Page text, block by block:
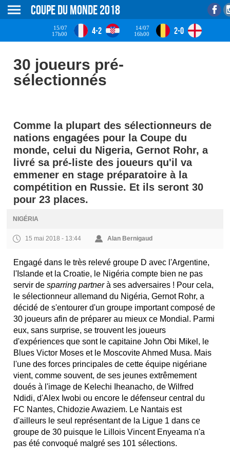
Coupe du monde 2018
15/07
17h00
4-2
14/07
16h00
2-0
30 joueurs pré-
sélectionnés
Comme la plupart des sélectionneurs de
nations engagées pour la Coupe du
monde, celui du Nigeria, Gernot Rohr, a
livré sa pré-liste des joueurs qu'il va
emmener en stage préparatoire à la
compétition en Russie. Et ils seront 30
pour 23 places.
NIGÉRIA
15 mai 2018 - 13:44 Alan Bernigaud
Engagé dans le très relevé groupe D avec l'Argentine,
l'Islande et la Croatie, le Nigéria compte bien ne pas
servir desparring partnerà ses adversaires ! Pour cela,
le sélectionneur allemand du Nigéria, Gernot Rohr, a
décidé de s'entourer d'un groupe important composé de
30 joueurs afin de préparer au mieux ce Mondial. Parmi
eux, sans surprise, se trouvent les joueurs
d'expériences que sont le capitaine John Obi Mikel, le
Blues Victor Moses et le Moscovite Ahmed Musa. Mais
l'une des forces principales de cette équipe nigériane
vient, comme souvent, de ses jeunes extrêmement
doués à l'image de Kelechi Iheanacho, de Wilfred
Ndidi, d'Alex Iwobi ou encore le défenseur central du
FC Nantes, Chidozie Awaziem. Le Nantais est
d'ailleurs le seul représentant de la Ligue 1 dans ce
groupe de 30 puisque le Lillois Vincent Enyeama n'a
pas été convoqué malgré ses 101 sélections.